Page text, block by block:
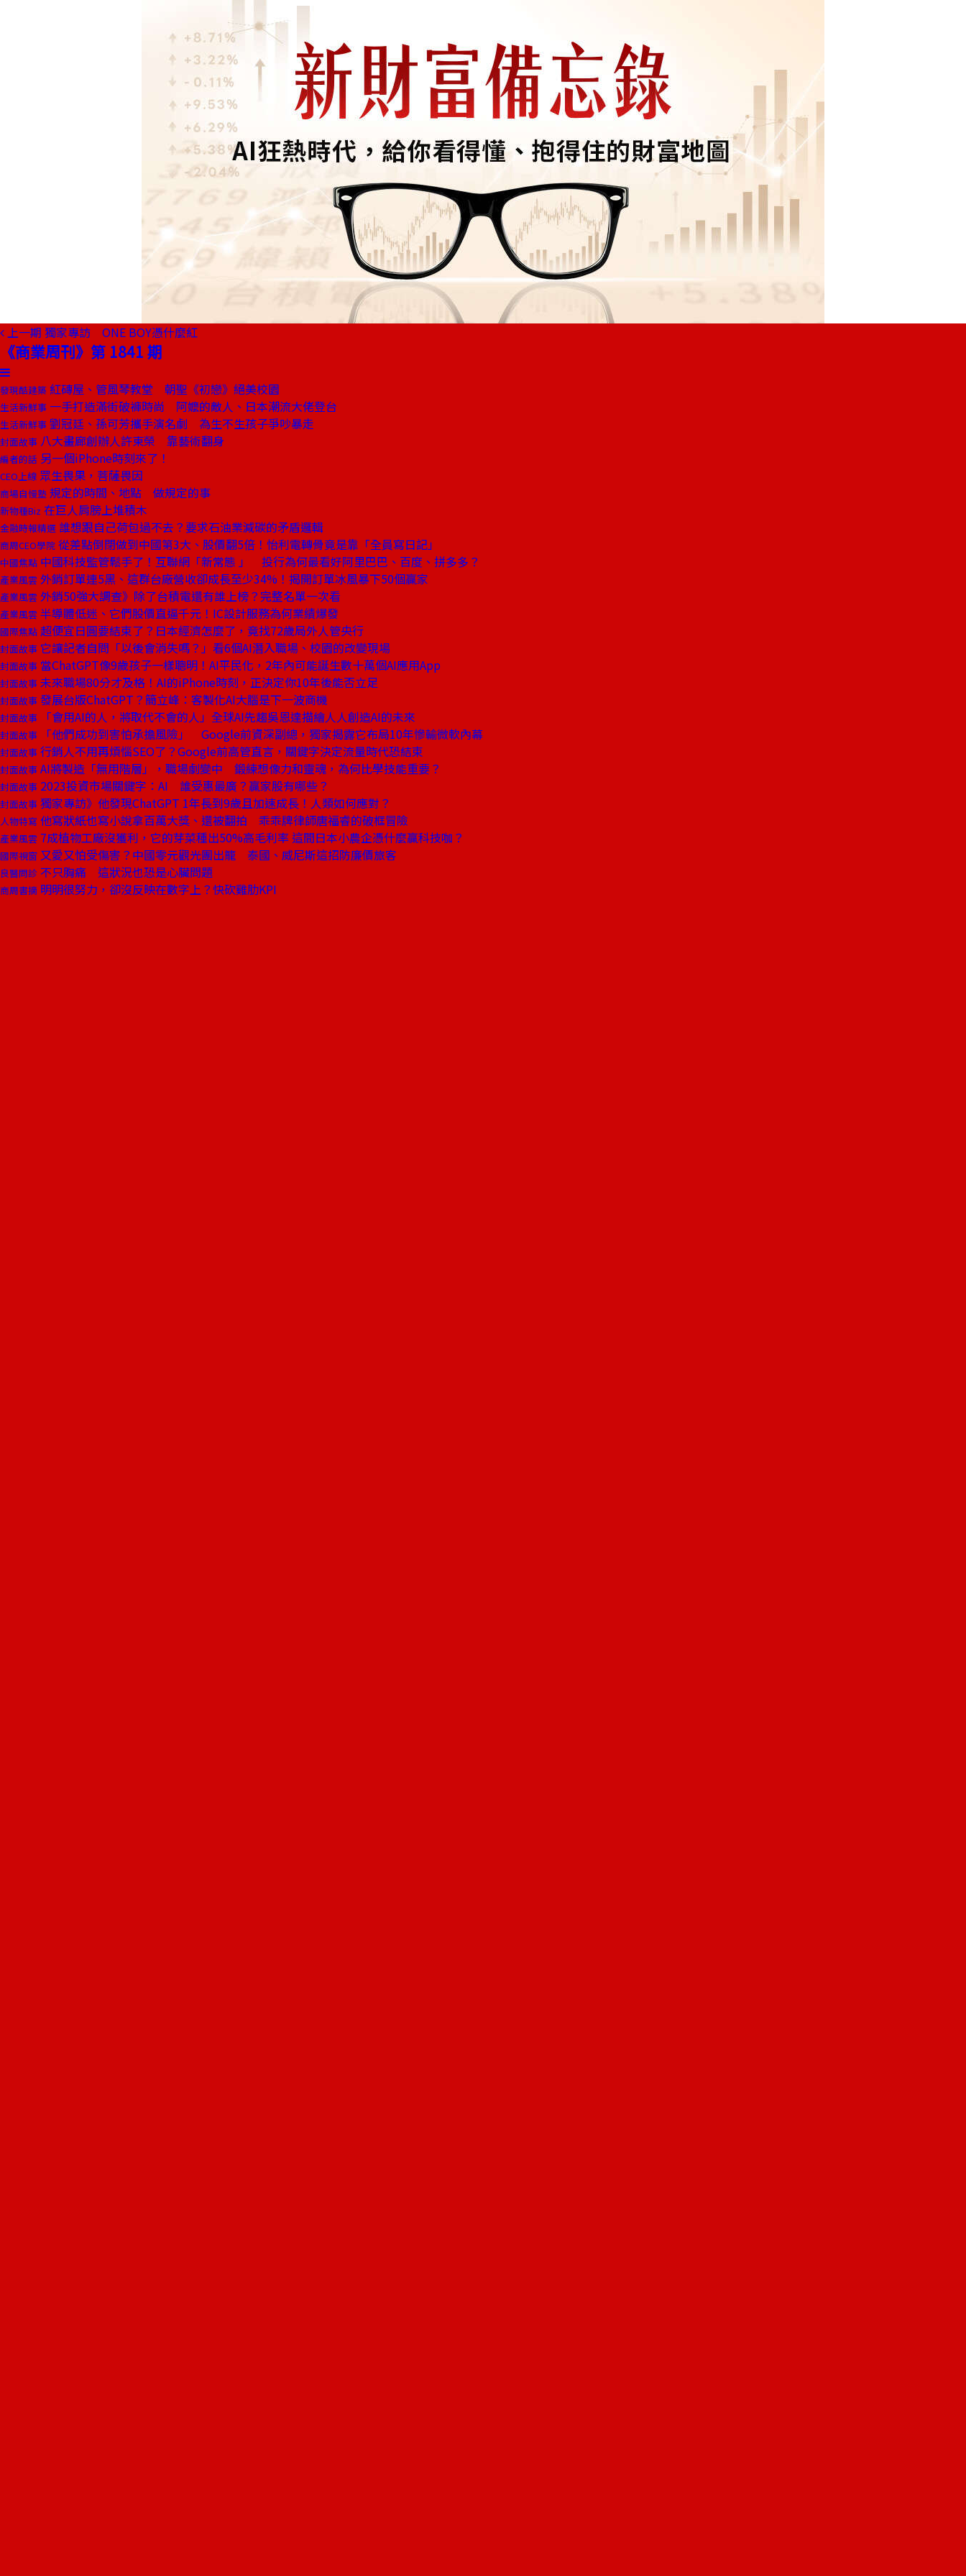
上一期 獨家專訪 ONE BOY憑什麼紅
《商業周刊》第 1841 期
發現酷建築 紅磚屋、管風琴教堂 朝聖《初戀》絕美校園
生活新鮮事 一手打造滿街破褲時尚 阿嬤的敵人、日本潮流大佬登台
生活新鮮事 劉冠廷、孫可芳攜手演名劇 為生不生孩子爭吵暴走
封面故事 八大畫廊創辦人許東榮 靠藝術翻身
編者的話 另一個iPhone時刻來了！
CEO上線 眾生畏果，菩薩畏因
商場自慢塾 規定的時間、地點 做規定的事
新物種Biz 在巨人肩膀上堆積木
金融時報精選 誰想跟自己荷包過不去？要求石油業減碳的矛盾邏輯
商周CEO學院 從差點倒閉做到中國第3大、股價翻5倍！怡利電轉骨竟是靠「全員寫日記」
中國焦點 中國科技監管鬆手了！互聯網「新常態 」 投行為何最看好阿里巴巴、百度、拼多多？
產業風雲 外銷訂單連5黑、這群台廠營收卻成長至少34%！揭開訂單冰風暴下50個贏家
產業風雲 外銷50強大調查》除了台積電還有誰上榜？完整名單一次看
產業風雲 半導體低迷、它們股價直逼千元！IC設計服務為何業績爆發
國際焦點 超便宜日圓要結束了？日本經濟怎麼了，竟找72歲局外人管央行
封面故事 它讓記者自問「以後會消失嗎？」看6個AI潛入職場、校園的改變現場
封面故事 當ChatGPT像9歲孩子一樣聰明！AI平民化，2年內可能誕生數十萬個AI應用App
封面故事 未來職場80分才及格！AI的iPhone時刻，正決定你10年後能否立足
封面故事 發展台版ChatGPT？簡立峰：客製化AI大腦是下一波商機
封面故事 「會用AI的人，將取代不會的人」全球AI先趨吳恩達描繪人人創造AI的未來
封面故事 「他們成功到害怕承擔風險」 Google前資深副總，獨家揭露它布局10年慘輸微軟內幕
封面故事 行銷人不用再煩惱SEO了？Google前高管直言，關鍵字決定流量時代恐結束
封面故事 AI將製造「無用階層」，職場劇變中 鍛練想像力和靈魂，為何比學技能重要？
封面故事 2023投資市場關鍵字：AI 誰受惠最廣？贏家股有哪些？
封面故事 獨家專訪》他發現ChatGPT 1年長到9歲且加速成長！人類如何應對？
人物特寫 他寫狀紙也寫小說拿百萬大獎、還被翻拍 乖乖牌律師唐福睿的破框冒險
產業風雲 7成植物工廠沒獲利，它的芽菜種出50%高毛利率 這間日本小農企憑什麼贏科技咖？
國際視窗 又愛又怕受傷害？中國零元觀光團出籠 泰國、威尼斯這招防廉價旅客
良醫問診 不只胸痛 這狀況也恐是心臟問題
商周書摘 明明很努力，卻沒反映在數字上？快砍雞肋KPI